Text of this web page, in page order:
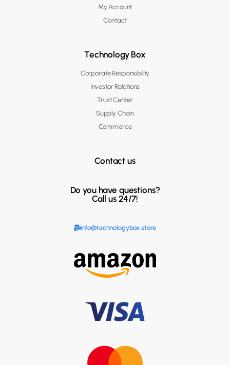
My Account
Contact
Technology Box
Corporate Responsibility
Investor Relations
Trust Center
Supply Chain
Commerce
Contact us
Do you have questions?
Call us 24/7!
info@technologybox.store